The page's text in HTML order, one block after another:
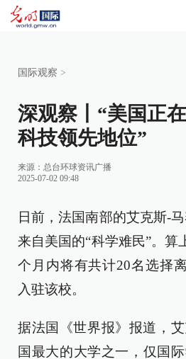
国际观察 >
深观察丨“美国正
科技领先地位”
来源： 总台环球资讯广播
2025-07-02 09:48
日前，法国南部的艾克斯-
来自美国的“科学难民”。算
个月内将有共计20名选择
入驻该校。
据法国《世界报》报道，
国最大的大学之一，仅国